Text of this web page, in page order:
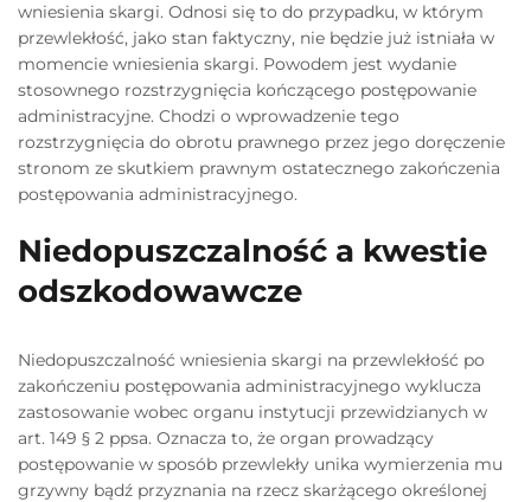
wniesienia skargi. Odnosi się to do przypadku, w którym
przewlekłość, jako stan faktyczny, nie będzie już istniała w
momencie wniesienia skargi. Powodem jest wydanie
stosownego rozstrzygnięcia kończącego postępowanie
administracyjne. Chodzi o wprowadzenie tego
rozstrzygnięcia do obrotu prawnego przez jego doręczenie
stronom ze skutkiem prawnym ostatecznego zakończenia
postępowania administracyjnego.
Niedopuszczalność a kwestie
odszkodowawcze
Niedopuszczalność wniesienia skargi na przewlekłość po
zakończeniu postępowania administracyjnego wyklucza
zastosowanie wobec organu instytucji przewidzianych w
art. 149 § 2 ppsa. Oznacza to, że organ prowadzący
postępowanie w sposób przewlekły unika wymierzenia mu
grzywny bądź przyznania na rzecz skarżącego określonej